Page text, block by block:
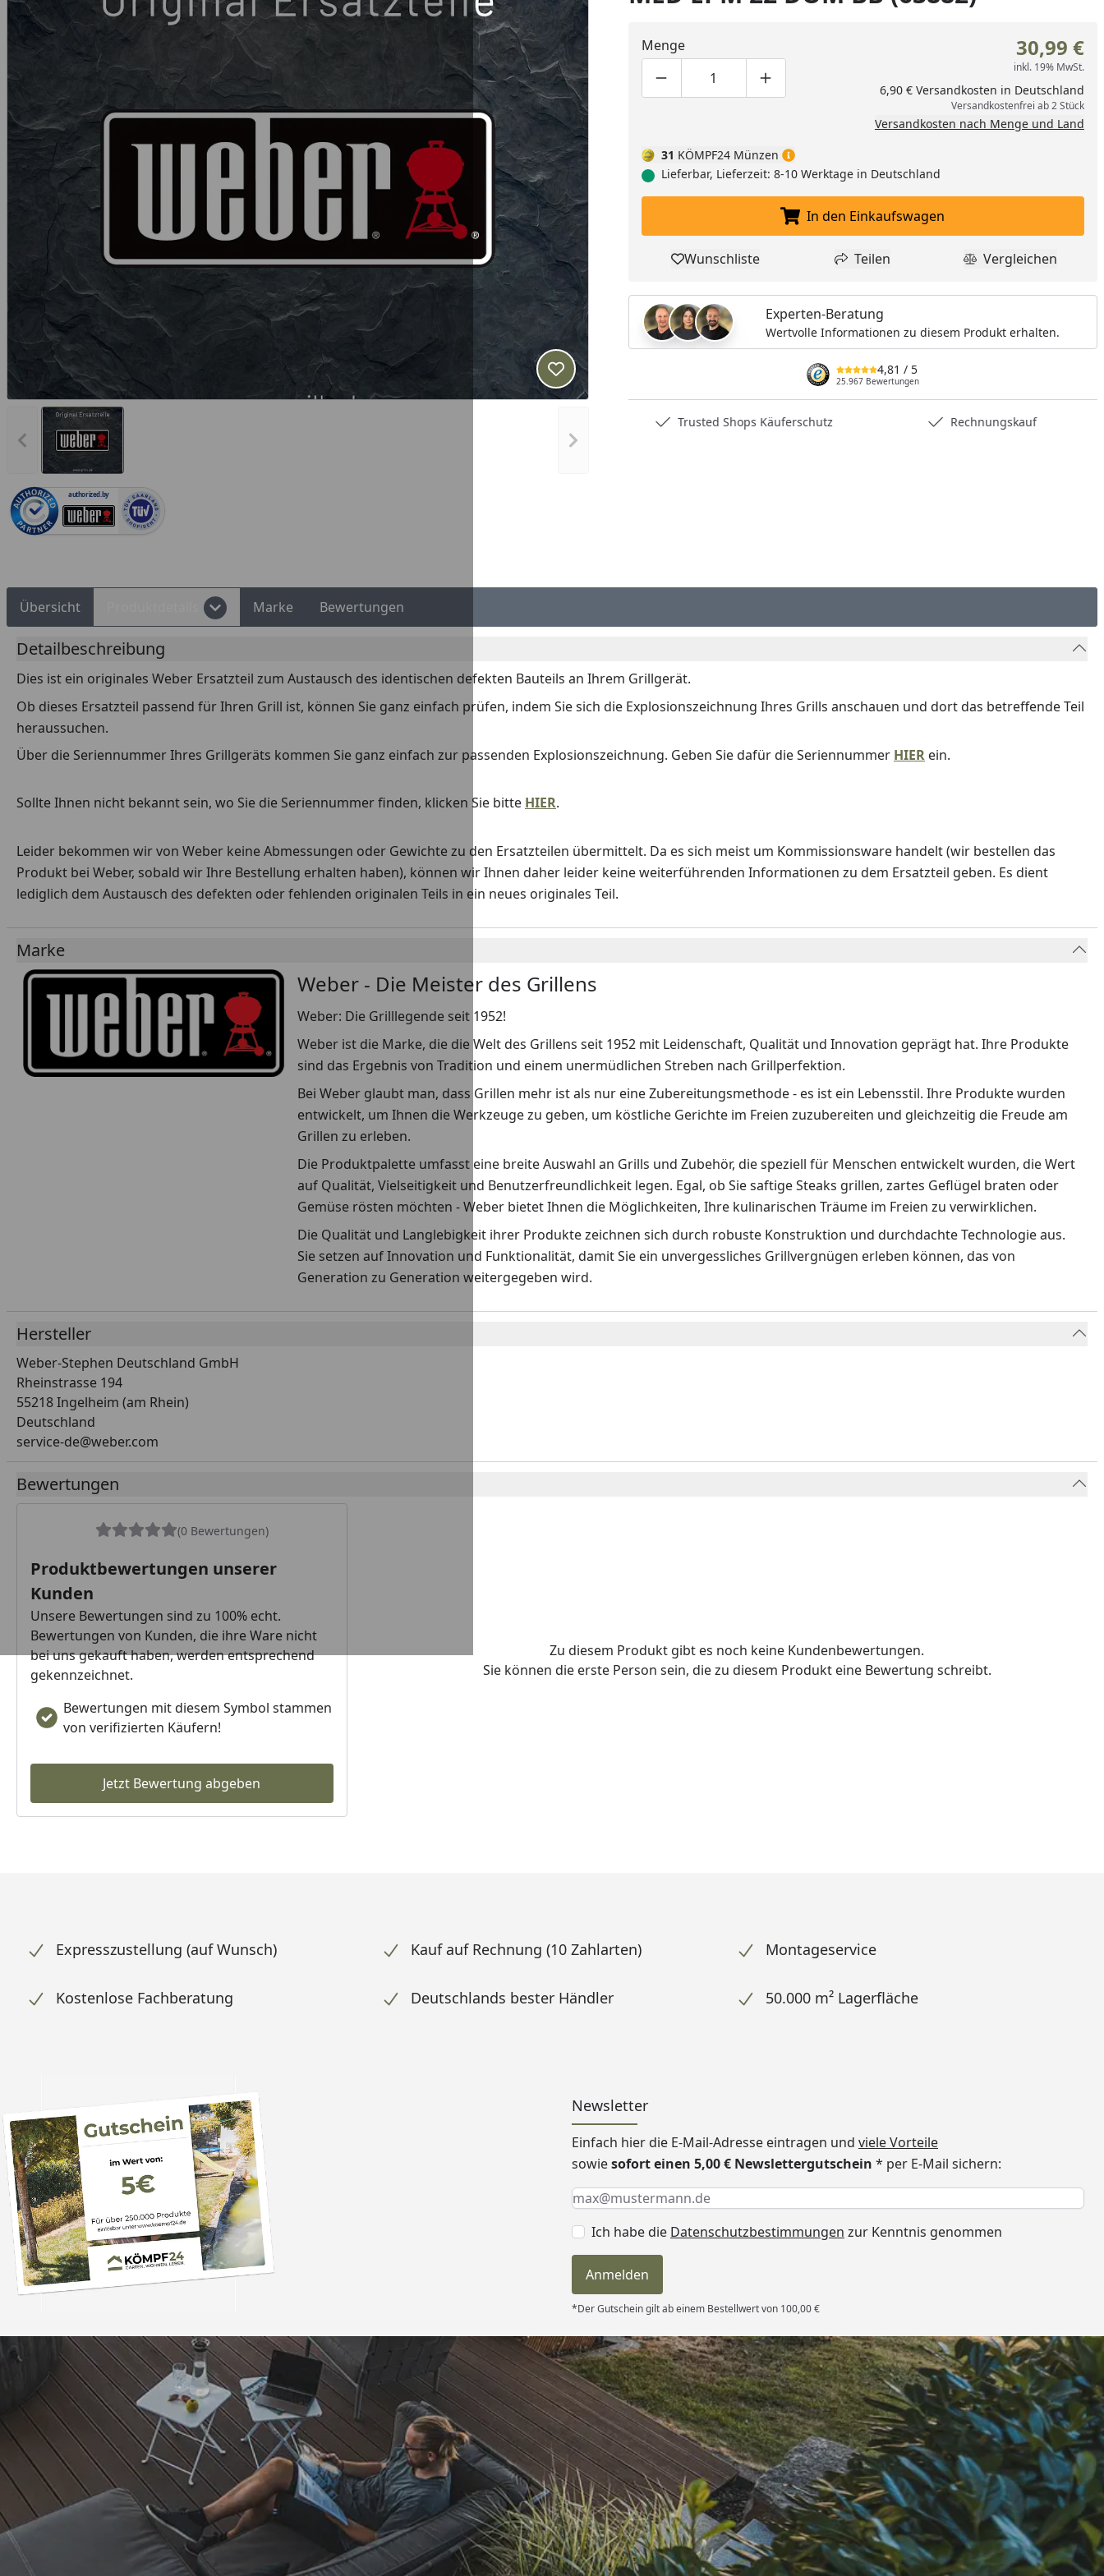
Vorheriges Bild anzeigen Nächstes Bild anzeigen
Produkt zur Wunschliste hinzufügen
authorized.by
Menge
Produktmenge um eins verringern
Produktmenge manuell eingeben
Produktmenge um eins erhöhen
30,99 €
inkl. 19% MwSt.
6,90 € Versandkosten in Deutschland
Versandkostenfrei ab 2 Stück
Versandkosten nach Menge und Land
31 KÖMPF24 Münzen
Lieferbar, Lieferzeit: 8-10 Werktage in Deutschland
In den Einkaufswagen legen
In den Einkaufswagen
Produkt zur Wunschliste hinzufügen
Wunschliste Teilen
Teilen Produkt
Vergleichen
Experten-Beratung
Wertvolle Informationen zu diesem Produkt erhalten.
4,81 / 5
25.967 Bewertungen
Trusted Shops Käuferschutz Rechnungskauf
Übersicht Marke Bewertungen
Detailbeschreibung
Dies ist ein originales Weber Ersatzteil zum Austausch des identischen defekten Bauteils an Ihrem Grillgerät.
Ob dieses Ersatzteil passend für Ihren Grill ist, können Sie ganz einfach prüfen, indem Sie sich die Explosionszeichnung Ihres Grills anschauen und dort das betreffende Teil
heraussuchen.
Über die Seriennummer Ihres Grillgeräts kommen Sie ganz einfach zur passenden Explosionszeichnung. Geben Sie dafür die Seriennummer HIER ein.
Sollte Ihnen nicht bekannt sein, wo Sie die Seriennummer finden, klicken Sie bitte HIER.
Leider bekommen wir von Weber keine Abmessungen oder Gewichte zu den Ersatzteilen übermittelt. Da es sich meist um Kommissionsware handelt (wir bestellen das
Produkt bei Weber, sobald wir Ihre Bestellung erhalten haben), können wir Ihnen daher leider keine weiterführenden Informationen zu dem Ersatzteil geben. Es dient
lediglich dem Austausch des defekten oder fehlenden originalen Teils in ein neues originales Teil.
Marke
Weber - Die Meister des Grillens
Weber: Die Grilllegende seit 1952!
Weber ist die Marke, die die Welt des Grillens seit 1952 mit Leidenschaft, Qualität und Innovation geprägt hat. Ihre Produkte
sind das Ergebnis von Tradition und einem unermüdlichen Streben nach Grillperfektion.
Bei Weber glaubt man, dass Grillen mehr ist als nur eine Zubereitungsmethode - es ist ein Lebensstil. Ihre Produkte wurden
entwickelt, um Ihnen die Werkzeuge zu geben, um köstliche Gerichte im Freien zuzubereiten und gleichzeitig die Freude am
Grillen zu erleben.
Die Produktpalette umfasst eine breite Auswahl an Grills und Zubehör, die speziell für Menschen entwickelt wurden, die Wert
auf Qualität, Vielseitigkeit und Benutzerfreundlichkeit legen. Egal, ob Sie saftige Steaks grillen, zartes Geflügel braten oder
Gemüse rösten möchten - Weber bietet Ihnen die Möglichkeiten, Ihre kulinarischen Träume im Freien zu verwirklichen.
Die Qualität und Langlebigkeit ihrer Produkte zeichnen sich durch robuste Konstruktion und durchdachte Technologie aus.
Sie setzen auf Innovation und Funktionalität, damit Sie ein unvergessliches Grillvergnügen erleben können, das von
Generation zu Generation weitergegeben wird.
Hersteller
Weber-Stephen Deutschland GmbH
Rheinstrasse 194
55218 Ingelheim (am Rhein)
Deutschland
service-de@weber.com
Bewertungen
(0 Bewertungen)
Produktbewertungen unserer
Kunden
Unsere Bewertungen sind zu 100% echt.
Bewertungen von Kunden, die ihre Ware nicht
bei uns gekauft haben, werden entsprechend
gekennzeichnet.
Bewertungen mit diesem Symbol stammen
von verifizierten Käufern!
Jetzt Bewertung abgeben
Zu diesem Produkt gibt es noch keine Kundenbewertungen.
Sie können die erste Person sein, die zu diesem Produkt eine Bewertung schreibt.
Expresszustellung (auf Wunsch) Kauf auf Rechnung (10 Zahlarten) Montageservice
Kostenlose Fachberatung Deutschlands bester Händler 50.000 m² Lagerfläche
Newsletter
Einfach hier die E-Mail-Adresse eintragen und viele Vorteile
sowiesofort einen 5,00 € Newslettergutschein * per E-Mail sichern:
Keine Eingabe erforderlich
Eingabe erforderlich
E-Mail *
Ich habe die Datenschutzbestimmungen zur Kenntnis genommen
Anmelden
*Der Gutschein gilt ab einem Bestellwert von 100,00 €
Trusted Shops
4,81/ 5
25.967 Bewertungen
„Besonders gut gefallen hat mir :
1. Die schnelle Lieferung 2. Kauf
auf Rechnung 3. Gutes Produkt zu
einem günstigen Preis Ich bin mit
der Kaufabwicklung sehr
zufrieden. Vielen Dank!“
08.08.2026
Versand
Auszeichnungen Akzeptierte Zahlungsarten